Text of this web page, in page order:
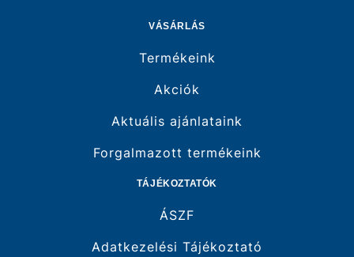
VÁSÁRLÁS
Termékeink
Akciók
Aktuális ajánlataink
Forgalmazott termékeink
TÁJÉKOZTATÓK
ÁSZF
Adatkezelési Tájékoztató